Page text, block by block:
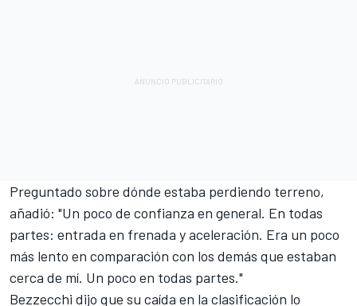
Preguntado sobre dónde estaba perdiendo terreno,
añadió: "Un poco de confianza en general. En todas
partes: entrada en frenada y aceleración. Era un poco
más lento en comparación con los demás que estaban
cerca de mí. Un poco en todas partes."
Bezzecchi dijo que su caída en la clasificación lo